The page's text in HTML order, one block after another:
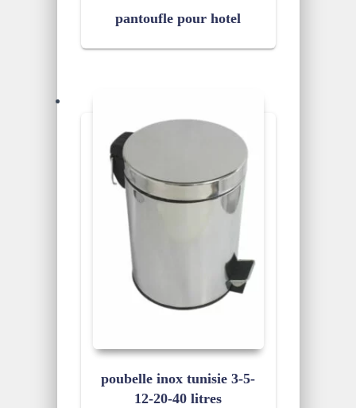
pantoufle pour hotel
poubelle inox tunisie 3-5-
12-20-40 litres